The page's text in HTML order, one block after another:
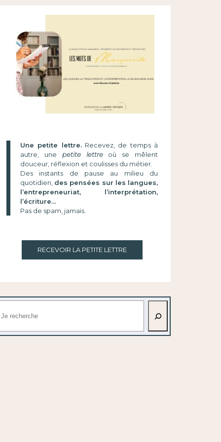
Une petite lettre.Recevez, de temps à
autre, une petite lettreoù se mêlent
douceur, réflexion et coulisses du métier.
Des instants de pause au milieu du
quotidien, des pensées sur les langues,
l’entrepreneuriat, l’interprétation,
l’écriture…
Pas de spam, jamais.
RECEVOIR LA PETITE LETTRE